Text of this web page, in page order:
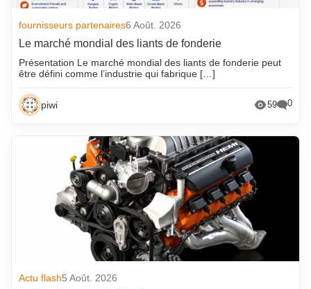
fournisseurs partenaires6 Août. 2026
Le marché mondial des liants de fonderie
Présentation Le marché mondial des liants de fonderie peut
être défini comme l’industrie qui fabrique […]
piwi 59 0
Actu flash5 Août. 2026